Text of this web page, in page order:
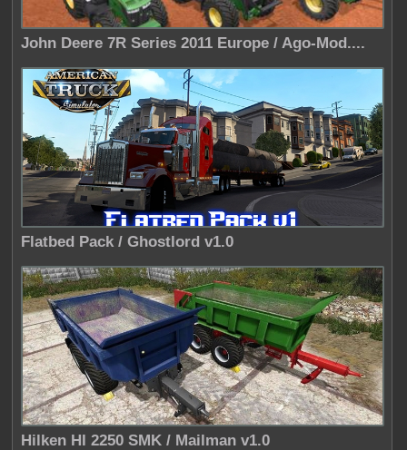
John Deere 7R Series 2011 Europe / Ago-Mod....
Flatbed Pack / Ghostlord v1.0
Hilken HI 2250 SMK / Mailman v1.0